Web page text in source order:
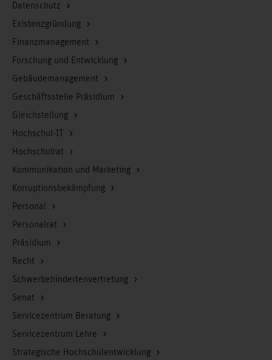
Datenschutz
Existenzgründung
Finanzmanagement
Forschung und Entwicklung
Gebäudemanagement
Geschäftsstelle Präsidium
Gleichstellung
Hochschul-IT
Hochschulrat
Kommunikation und Marketing
Korruptionsbekämpfung
Personal
Personalrat
Präsidium
Recht
Schwerbehindertenvertretung
Senat
Servicezentrum Beratung
Servicezentrum Lehre
Strategische Hochschulentwicklung